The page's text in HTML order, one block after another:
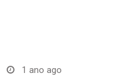
1 ano ago